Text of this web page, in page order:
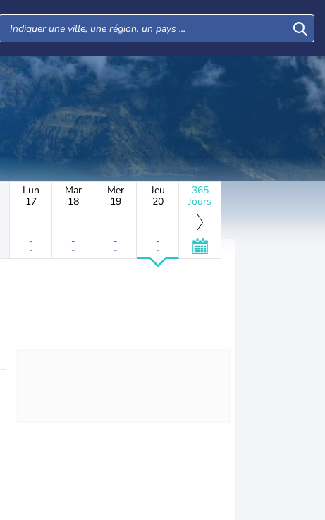
Lun
17
-
-
Mar
18
-
-
Mer
19
-
-
Jeu
20
-
-
365
Jours